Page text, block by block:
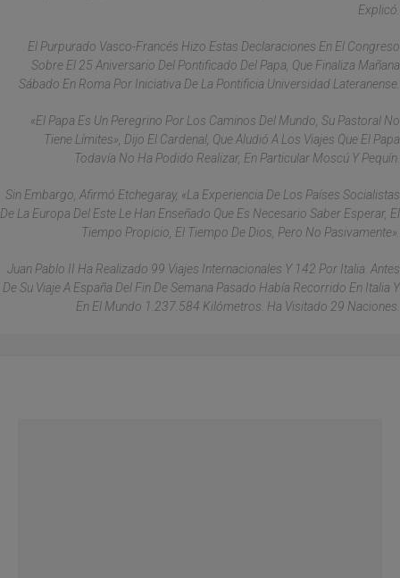
Explicó.
El Purpurado Vasco-Francés Hizo Estas Declaraciones En El Congreso
Sobre El 25 Aniversario Del Pontificado Del Papa, Que Finaliza Mañana
Sábado En Roma Por Iniciativa De La Pontificia Universidad Lateranense.
«El Papa Es Un Peregrino Por Los Caminos Del Mundo, Su Pastoral No
Tiene Límites», Dijo El Cardenal, Que Aludió A Los Viajes Que El Papa
Todavía No Ha Podido Realizar, En Particular Moscú Y Pequín.
Sin Embargo, Afirmó Etchegaray, «la Experiencia De Los Países Socialistas
De La Europa Del Este Le Han Enseñado Que Es Necesario Saber Esperar, El
Tiempo Propicio, El Tiempo De Dios, Pero No Pasivamente».
Juan Pablo II Ha Realizado 99 Viajes Internacionales Y 142 Por Italia. Antes
De Su Viaje A España Del Fin De Semana Pasado Había Recorrido En Italia Y
En El Mundo 1.237.584 Kilómetros. Ha Visitado 29 Naciones.